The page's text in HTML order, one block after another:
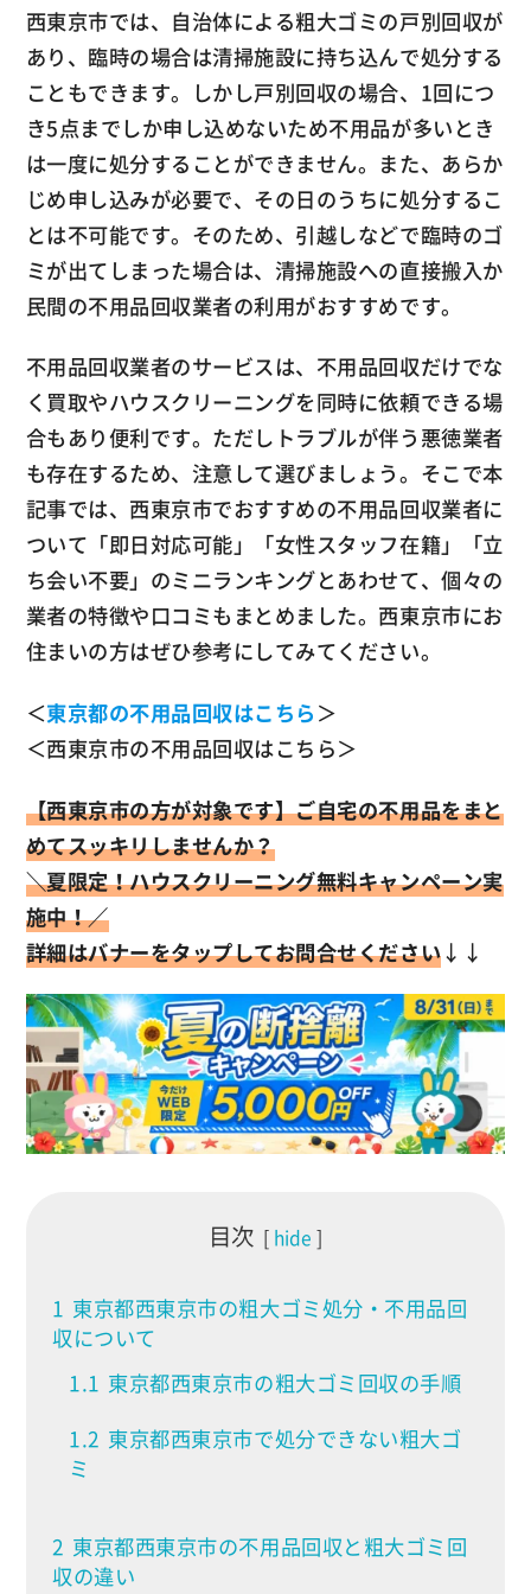
西東京市では、自治体による粗大ゴミの戸別回収が
あり、臨時の場合は清掃施設に持ち込んで処分する
こともできます。しかし戸別回収の場合、1回につ
き5点までしか申し込めないため不用品が多いとき
は一度に処分することができません。また、あらか
じめ申し込みが必要で、その日のうちに処分するこ
とは不可能です。そのため、引越しなどで臨時のゴ
ミが出てしまった場合は、清掃施設への直接搬入か
民間の不用品回収業者の利用がおすすめです。
不用品回収業者のサービスは、不用品回収だけでな
く買取やハウスクリーニングを同時に依頼できる場
合もあり便利です。ただしトラブルが伴う悪徳業者
も存在するため、注意して選びましょう。そこで本
記事では、西東京市でおすすめの不用品回収業者に
ついて「即日対応可能」「女性スタッフ在籍」「立
ち会い不要」のミニランキングとあわせて、個々の
業者の特徴や口コミもまとめました。西東京市にお
住まいの方はぜひ参考にしてみてください。
＜東京都の不用品回収はこちら＞
＜西東京市の不用品回収はこちら＞
【西東京市の方が対象です】ご自宅の不用品をまと
めてスッキリしませんか？
＼夏限定！ハウスクリーニング無料キャンペーン実
施中！／
詳細はバナーをタップしてお問合せください↓↓
目次 hide
1 東京都西東京市の粗大ゴミ処分・不用品回
収について
1.1 東京都西東京市の粗大ゴミ回収の手順
1.2 東京都西東京市で処分できない粗大ゴ
ミ
2 東京都西東京市の不用品回収と粗大ゴミ回
収の違い